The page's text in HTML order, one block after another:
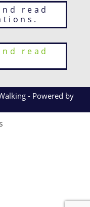
read
read
- Powered by